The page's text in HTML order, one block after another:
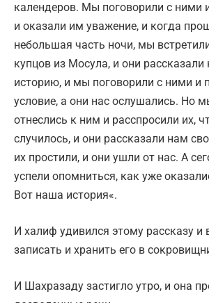
календеров. Мы поговорили с ними
и оказали им уважение, и когда
небольшая часть ночи, мы
купцов из Мосула, и они
историю, и мы поговорили с ними и
условие, а они нас ослушались. Но
отнеслись к ним и расспросили их,
случилось, и они рассказали нам
их простили, и они ушли от нас. А
успели опомниться, как уже
Вот наша история«.
И халиф удивился этому рассказу и
записать и хранить его в
И Шахразаду застигло утро, и она